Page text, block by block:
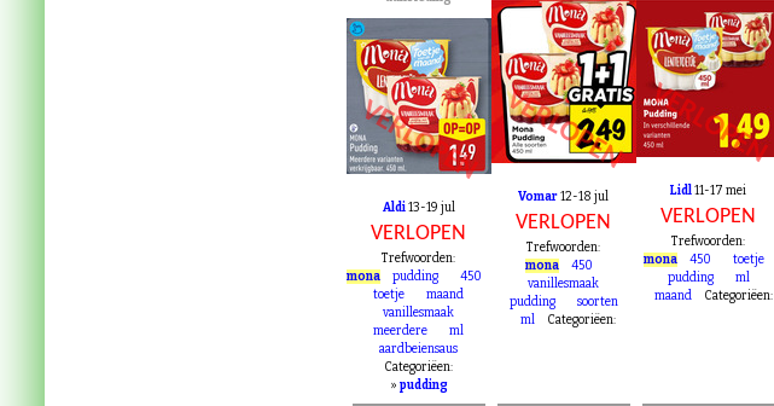
Mona pudding
VERLOPEN
Aldi13-19 jul
VERLOPEN
Trefwoorden:
pudding
maand
vanillesmaak
meerdere
aardbeiensaus
Categoriëen:
Vomar aanbieding
VERLOPEN
Vomar12-18 jul
VERLOPEN
Trefwoorden:
mona
vanillesmaak
soorten
Lidl aanbieding
VERLOPEN
Lidl11-17 mei
VERLOPEN
Trefwoorden:
mona
450
toetje
ml